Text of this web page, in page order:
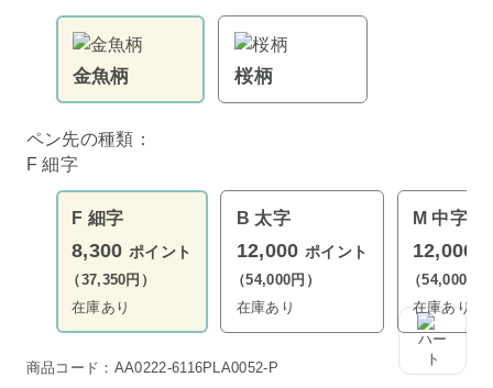
金魚柄 桜柄
ペン先の種類：
F 細字
F 細字
8,300 ポイント
（37,350円）
在庫あり
B 太字
12,000 ポイント
（54,000円）
在庫あり
M 中字
12,000
（54,000円
在庫あり
商品コード：AA0222-6116PLA0052-P